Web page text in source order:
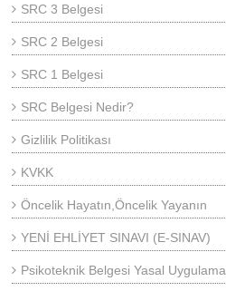
SRC 3 Belgesi
SRC 2 Belgesi
SRC 1 Belgesi
SRC Belgesi Nedir?
Gizlilik Politikası
KVKK
Öncelik Hayatın,Öncelik Yayanın
YENİ EHLİYET SINAVI (E-SINAV)
Psikoteknik Belgesi Yasal Uygulama